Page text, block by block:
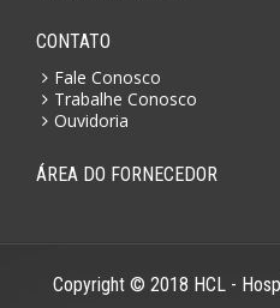
CONTATO
Fale Conosco
Trabalhe Conosco
Ouvidoria
ÁREA DO FORNECEDOR
Copyright © 2018 HCL -